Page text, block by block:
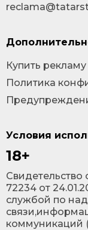
Условия
18+
72234 от
службой по
коммуникаций
Купить рекламу
Политика